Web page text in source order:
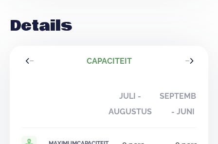
Details
CAPACITEIT
JULI -
AUGUSTUS
SEPTEMBER
- JUNI